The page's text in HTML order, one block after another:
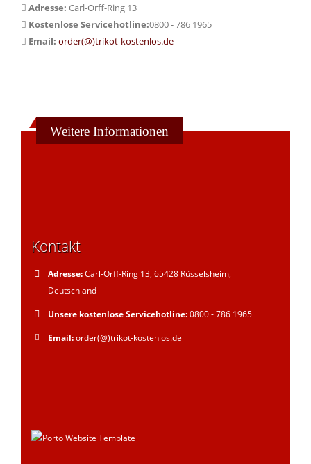
Adresse: Carl-Orff-Ring 13
Kostenlose Servicehotline:0800 - 786 1965
Email: order(@)trikot-kostenlos.de
Weitere Informationen
Kontakt
Adresse:Carl-Orff-Ring 13, 65428 Rüsselsheim,
Deutschland
Unsere kostenlose Servicehotline:0800 - 786 1965
Email:order(@)trikot-kostenlos.de